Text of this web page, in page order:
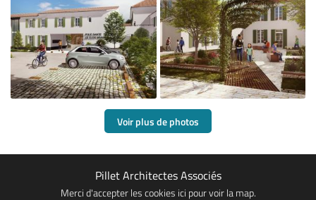

Agrandir la photo

Agrandir la photo
Voir plus de photos
Pillet Architectes Associés
Merci d'accepter les cookies ici pour voir la map.